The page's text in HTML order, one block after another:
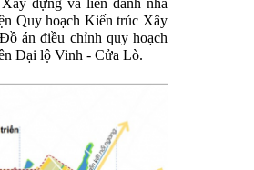
dựng và liên danh nhà
Quy hoạch Kiến trúc Xây
án điều chỉnh quy hoạch
Đại lộ Vinh - Cửa Lò.